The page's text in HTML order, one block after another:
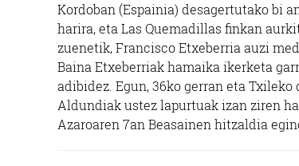
Kordoban (Espainia) desagertutako bi
harira, eta Las Quemadillas finkan
zuenetik, Francisco Etxeberria auzi
Baina Etxeberriak hamaika ikerketa
adibidez. Egun, 36ko gerran eta
Aldundiak ustez lapurtuak izan ziren
Azaroaren 7an Beasainen hitzaldia